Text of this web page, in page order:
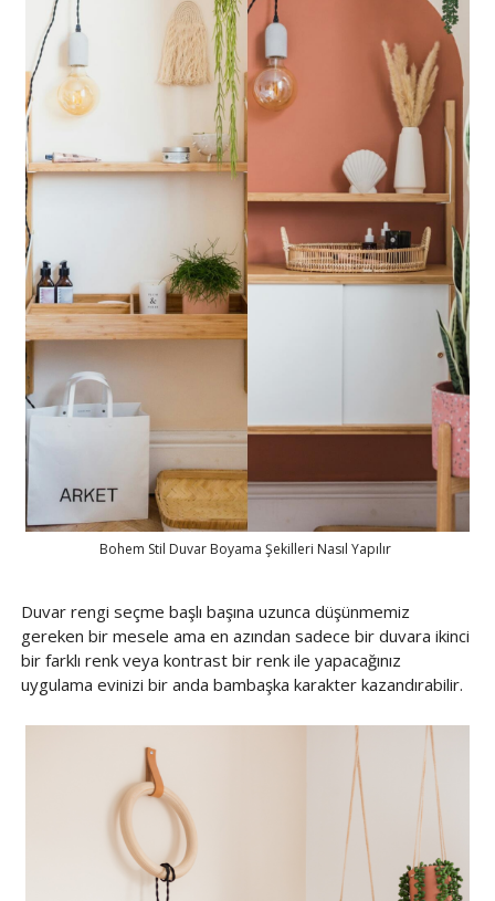
Bohem Stil Duvar Boyama Şekilleri Nasıl Yapılır
Duvar rengi seçme başlı başına uzunca düşünmemiz
gereken bir mesele ama en azından sadece bir duvara ikinci
bir farklı renk veya kontrast bir renk ile yapacağınız
uygulama evinizi bir anda bambaşka karakter kazandırabilir.